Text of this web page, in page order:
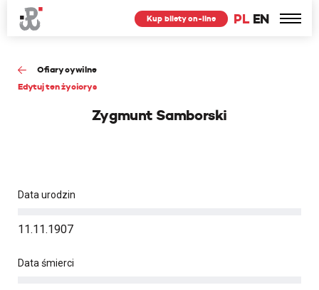
PL EN
Kup bilety on-line
Ofiary cywilne
Edytuj ten życiorys
Zygmunt Samborski
Data urodzin
11.11.1907
Data śmierci